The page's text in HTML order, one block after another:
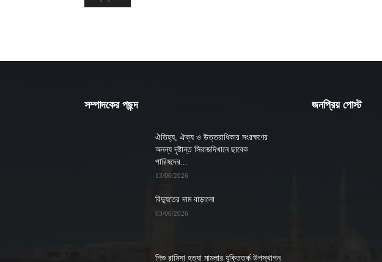
সম্পাদকের পছন্দ
ঐতিহ্য, ঐক্য ও উত্তরাধিকার সংরক্ষণের
অনন্য দৃষ্টান্ত সিরাজদিখানে ছাবেক
পারিষদের...
13/06/2026
বিদ্যুতের দাম বাড়ালো
03/06/2026
শিশু রামিসা হত্যা মামলার যুক্তিতর্ক উপস্থাপন
জনপ্রিয় পোস্ট